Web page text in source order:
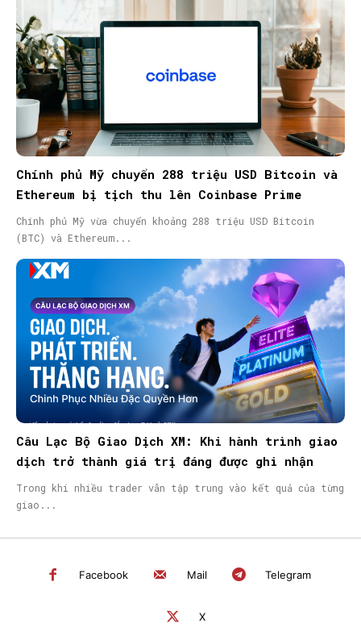
Chính phủ Mỹ chuyển 288 triệu USD Bitcoin và
Ethereum bị tịch thu lên Coinbase Prime
Chính phủ Mỹ vừa chuyển khoảng 288 triệu USD Bitcoin
(BTC) và Ethereum...
Câu Lạc Bộ Giao Dịch XM: Khi hành trình giao
dịch trở thành giá trị đáng được ghi nhận
Trong khi nhiều trader vẫn tập trung vào kết quả của từng
giao...
Facebook Mail Telegram
X